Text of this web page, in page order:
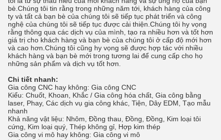
bè.Chúng tôi tin rằng trong những năm tới, khách hàng của công
ty và tất cả bạn bè của chúng tôi sẽ tiếp tục phát triển và công
nghệ của chúng tôi sẽ tiếp tục được cải thiện.Chúng tôi hy vọng
rằng thông qua các dịch vụ của mình, tạo ra nhiều hơn và tốt hơn
giá trị cho khách hàng và bạn bè của chúng tôi ở cấp độ mới hơn
và cao hơn.Chúng tôi cũng hy vọng sẽ được hợp tác với nhiều
khách hàng và bạn bè mới trong tương lai để cung cấp cho họ
những sản phẩm và dịch vụ tốt hơn.
Chi tiết nhanh:
Gia công CNC hay không: Gia công CNC
Kiểu: Chuốt, Khoan, Khắc / Gia công hóa chất, Gia công bằng
laser, Phay, Các dịch vụ gia công khác, Tiện, Dây EDM, Tạo mẫu
nhanh
Khả năng vật liệu: Nhôm, Đồng thau, Đồng, Đồng, Kim loại tôi
cứng, Kim loại quý, Thép không gỉ, Hợp kim thép
Gia công vi mô hay không: Gia công vi mô